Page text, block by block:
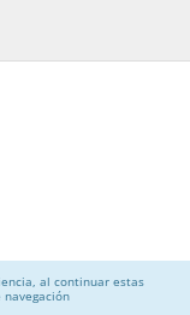
al continuar estas
pensados
para mujer